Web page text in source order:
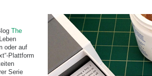
The
oder auf
Plattform
Serie